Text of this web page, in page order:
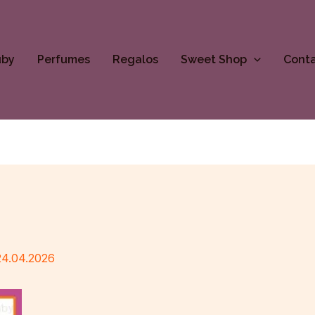
Perfumes Regalos Sweet Shop